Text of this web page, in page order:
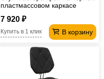
пластмассовом каркасе
7 920 ₽
В корзину
Купить в 1 клик